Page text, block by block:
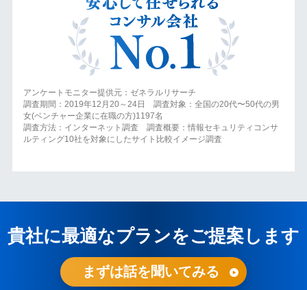
アンケートモニター提供元：ゼネラルリサーチ
調査期間：2019年12月20～24日 調査対象：全国の20代〜50代の男
女(ベンチャー企業に在職の方)1197名
調査方法：インターネット調査 調査概要：情報セキュリティコンサ
ルティング10社を対象にしたサイト比較イメージ調査
貴社に最適なプランをご提案します
まずは話を聞いてみる